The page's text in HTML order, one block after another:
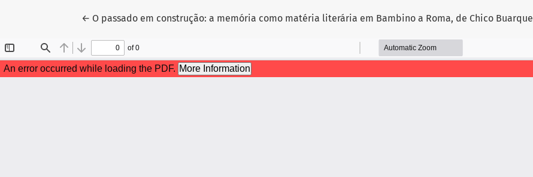
← Voltar aos Detalhes do Artigo
O passado em construção: a memória como matéria literária em Bambino a Roma, de Chico Buarque